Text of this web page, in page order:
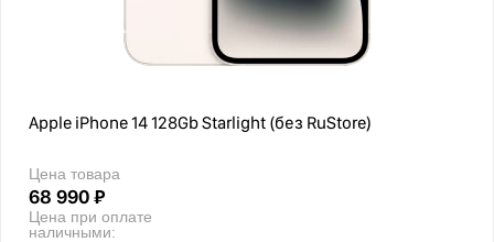
Apple iPhone 14 128Gb Starlight (без RuStore)
Цена товара
68 990 ₽
Цена при оплате
наличными: